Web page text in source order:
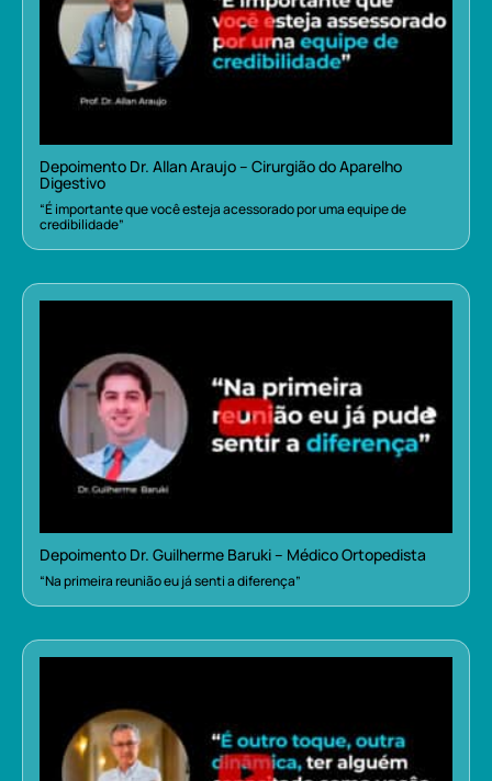
Depoimento Dr. Allan Araujo – Cirurgião do Aparelho
Digestivo
“É importante que você esteja acessorado por uma equipe de
credibilidade”
Depoimento Dr. Guilherme Baruki – Médico Ortopedista
“Na primeira reunião eu já senti a diferença”